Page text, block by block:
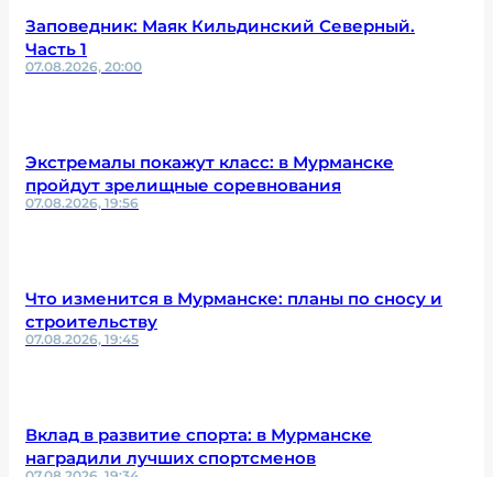
Заповедник: Маяк Кильдинский Северный.
Часть 1
07.08.2026, 20:00
Экстремалы покажут класс: в Мурманске
пройдут зрелищные соревнования
07.08.2026, 19:56
Что изменится в Мурманске: планы по сносу и
строительству
07.08.2026, 19:45
Вклад в развитие спорта: в Мурманске
наградили лучших спортсменов